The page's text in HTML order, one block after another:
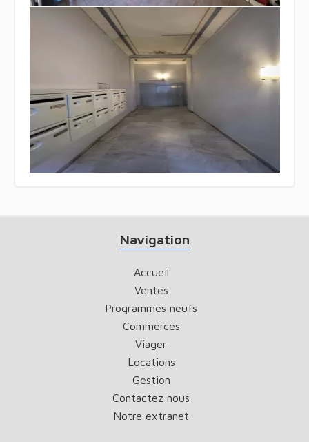
Navigation
Accueil
Ventes
Programmes neufs
Commerces
Viager
Locations
Gestion
Contactez nous
Notre extranet